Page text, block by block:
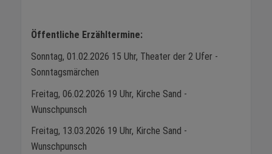
Öffentliche Erzähltermine:
Sonntag, 01.02.2026 15 Uhr, Theater der 2 Ufer -
Sonntagsmärchen
Freitag, 06.02.2026 19 Uhr, Kirche Sand -
Wunschpunsch
Freitag, 13.03.2026 19 Uhr, Kirche Sand -
Wunschpunsch